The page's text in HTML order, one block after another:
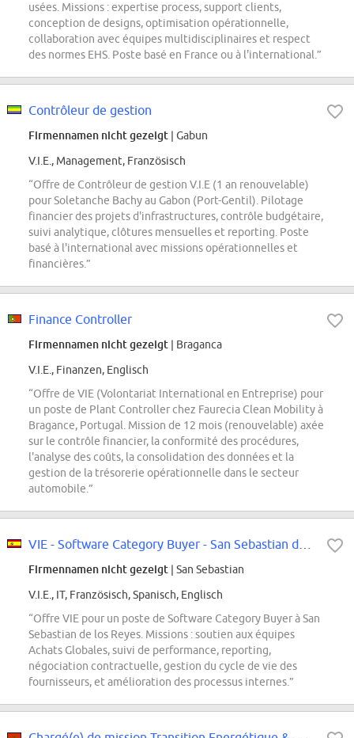
usées. Missions : expertise process, support clients,
conception de designs, optimisation opérationnelle,
collaboration avec équipes multidisciplinaires et respect
des normes EHS. Poste basé en France ou à l'international.”
Contrôleur de gestion
Firmennamen nicht gezeigt | Gabun
V.I.E., Management, Französisch
“Offre de Contrôleur de gestion V.I.E (1 an renouvelable)
pour Soletanche Bachy au Gabon (Port-Gentil). Pilotage
financier des projets d'infrastructures, contrôle budgétaire,
suivi analytique, clôtures mensuelles et reporting. Poste
basé à l'international avec missions opérationnelles et
financières.”
Finance Controller
Firmennamen nicht gezeigt | Braganca
V.I.E., Finanzen, Englisch
“Offre de VIE (Volontariat International en Entreprise) pour
un poste de Plant Controller chez Faurecia Clean Mobility à
Bragance, Portugal. Mission de 12 mois (renouvelable) axée
sur le contrôle financier, la conformité des procédures,
l'analyse des coûts, la consolidation des données et la
gestion de la trésorerie opérationnelle dans le secteur
automobile.”
Firmennamen nicht gezeigt | San Sebastian
V.I.E., IT, Französisch, Spanisch, Englisch
“Offre VIE pour un poste de Software Category Buyer à San
Sebastian de los Reyes. Missions : soutien aux équipes
Achats Globales, suivi de performance, reporting,
négociation contractuelle, gestion du cycle de vie des
fournisseurs, et amélioration des processus internes.”